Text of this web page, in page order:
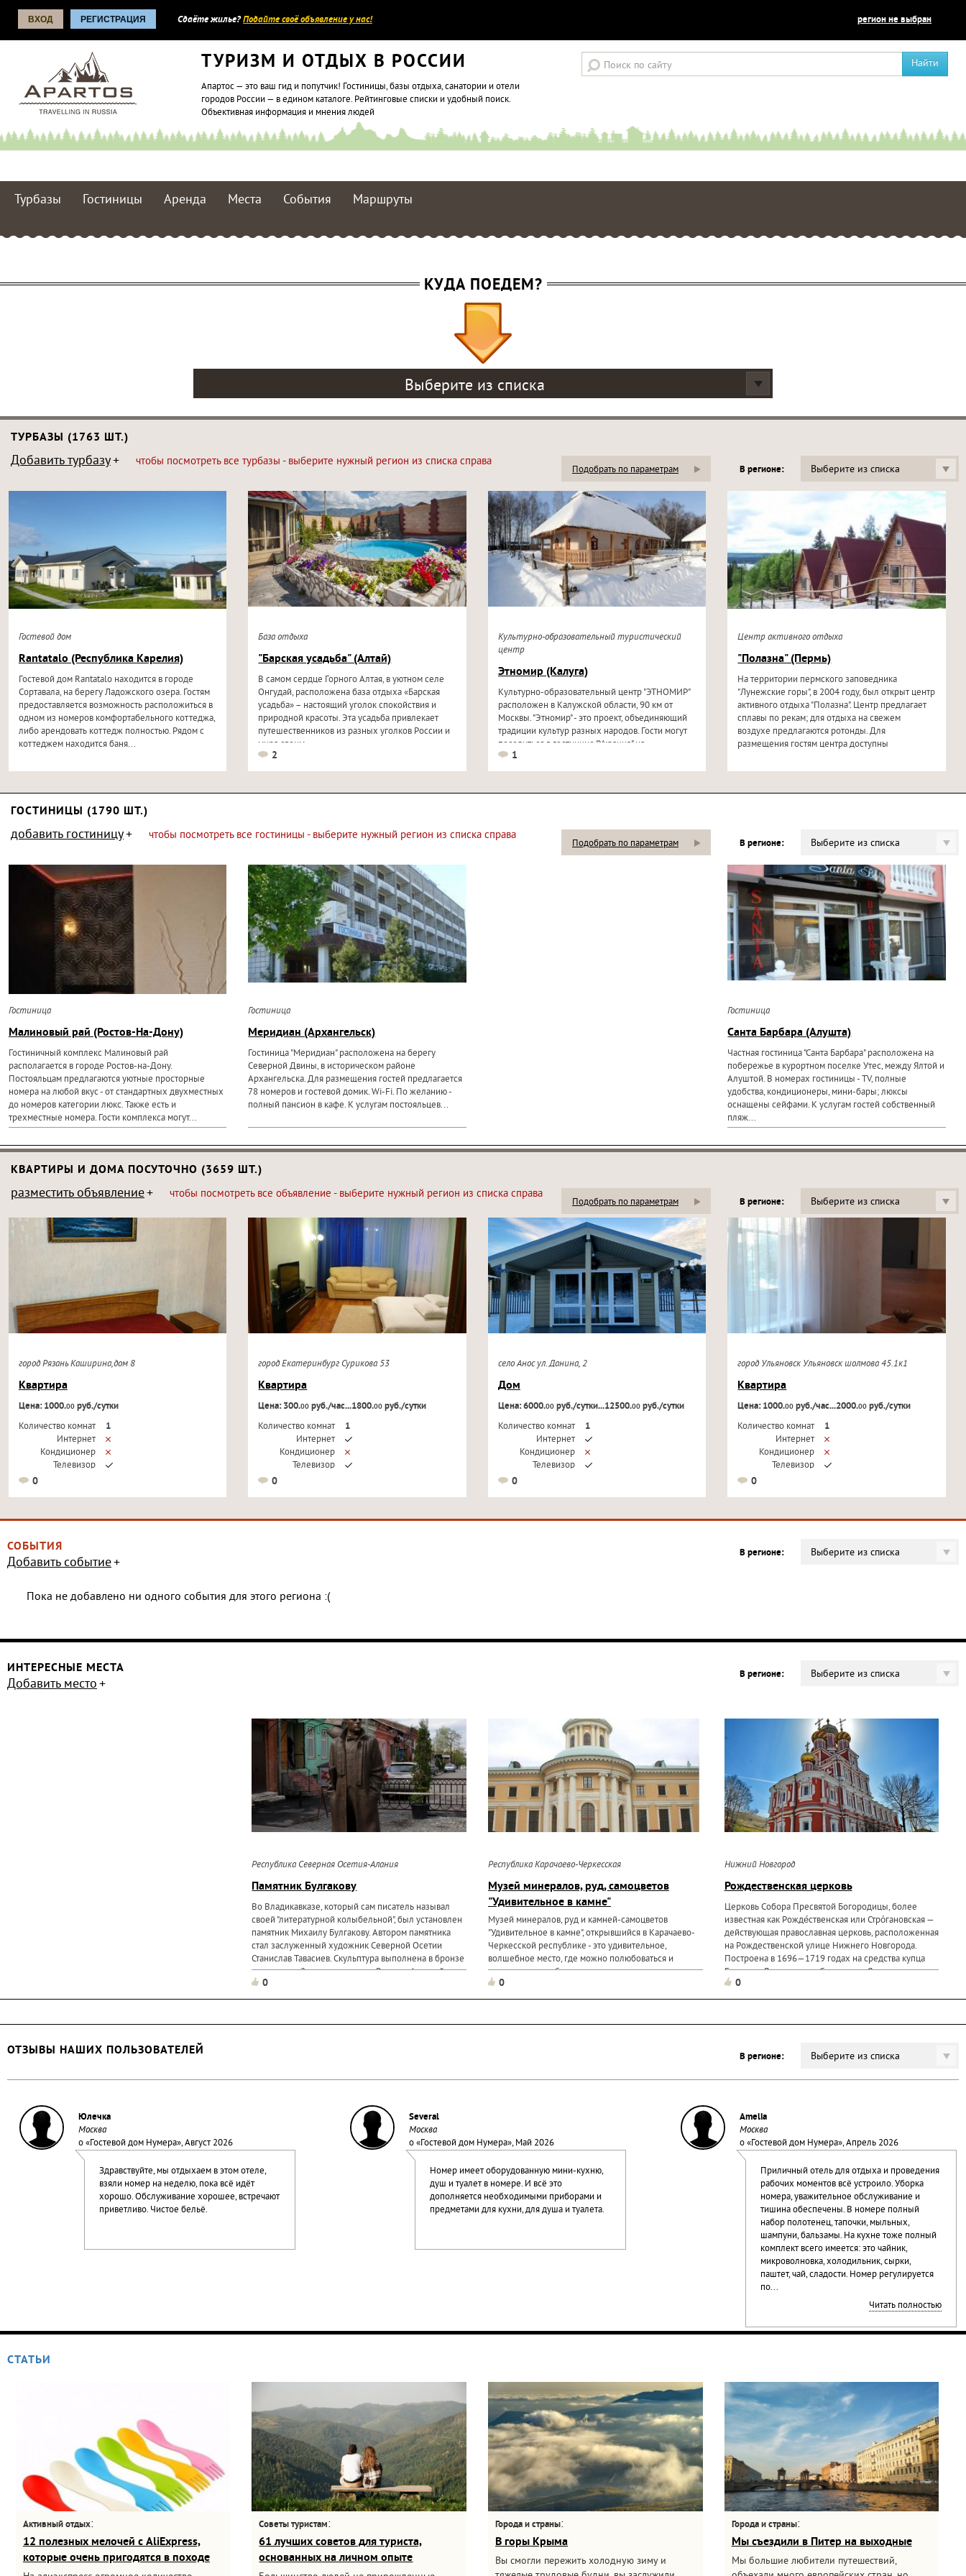
ВХОД РЕГИСТРАЦИЯ Сдаёте жилье?Подайте своё объявление у нас! регион не выбран
ТУРИЗМ И ОТДЫХ В РОССИИ
Апартос — это ваш гид и попутчик! Гостиницы, базы отдыха, санатории и отели
городов России — в едином каталоге. Рейтинговые списки и удобный поиск.
Объективная информация и мнения людей
Найти
Турбазы Гостиницы Аренда Места События Маршруты
КУДА ПОЕДЕМ?
Выберите из списка
ТУРБАЗЫ (1763 ШТ.)
Добавить турбазу чтобы посмотреть все турбазы - выберите нужный регион из списка справа
Подобрать по параметрам В регионе: Выберите из списка
Гостевой дом
Rantatalo (Республика Карелия)
Гостевой дом Rantatalo находится в городе
Сортавала, на берегу Ладожского озера. Гостям
предоставляется возможность расположиться в
одном из номеров комфортабельного коттеджа,
либо арендовать коттедж полностью. Рядом с
коттеджем находится баня...
База отдыха
"Барская усадьба" (Алтай)
В самом сердце Горного Алтая, в уютном селе
Онгудай, расположена база отдыха «Барская
усадьба» – настоящий уголок спокойствия и
природной красоты. Эта усадьба привлекает
путешественников из разных уголков России и
мира своим...
2
Культурно-образовательный туристический
центр
Этномир (Калуга)
Культурно-образовательный центр "ЭТНОМИР"
расположен в Калужской области, 90 км от
Москвы. "Этномир" - это проект, объединяющий
традиции культур разных народов. Гости могут
поселиться в гостинице "Украина" на...
1
Центр активного отдыха
"Полазна" (Пермь)
На территории пермского заповедника
"Лунежские горы", в 2004 году, был открыт центр
активного отдыха "Полазна". Центр предлагает
сплавы по рекам; для отдыха на свежем
воздухе предлагаются ротонды. Для
размещения гостям центра доступны
ГОСТИНИЦЫ (1790 ШТ.)
добавить гостиницу чтобы посмотреть все гостиницы - выберите нужный регион из списка справа
Подобрать по параметрам В регионе: Выберите из списка
Гостиница
Малиновый рай (Ростов-На-Дону)
Гостиничный комплекс Малиновый рай
располагается в городе Ростов-на-Дону.
Постояльцам предлагаются уютные просторные
номера на любой вкус - от стандартных двухместных
до номеров категории люкс. Также есть и
трехместные номера. Гости комплекса могут...
Гостиница
Меридиан (Архангельск)
Гостиница "Меридиан" расположена на берегу
Северной Двины, в историческом районе
Архангельска. Для размещения гостей предлагается
78 номеров и гостевой домик. Wi-Fi. По желанию -
полный пансион в кафе. К услугам постояльцев...
Гостиница
Санта Барбара (Алушта)
Частная гостиница "Санта Барбара" расположена на
побережье в курортном поселке Утес, между Ялтой и
Алуштой. В номерах гостиницы - TV, полные
удобства, кондиционеры, мини-бары; люксы
оснащены сейфами. К услугам гостей собственный
пляж...
КВАРТИРЫ И ДОМА ПОСУТОЧНО (3659 ШТ.)
разместить объявление чтобы посмотреть все объявление - выберите нужный регион из списка справа
Подобрать по параметрам В регионе: Выберите из списка
город Рязань Каширина,дом 8
Квартира
Цена: 1000.00руб./сутки
Количество комнат
1
Интернет
Кондиционер
Телевизор
0
город Екатеринбург Сурикова 53
Квартира
Цена: 300.00 руб./час...1800.00 руб./сутки
Количество комнат
1
Интернет
Кондиционер
Телевизор
0
село Анос ул. Данина, 2
Дом
Цена: 6000.00руб./сутки...12500.00руб./сутки
Количество комнат
1
Интернет
Кондиционер
Телевизор
0
город Ульяновск Ульяновск шолмова 45.1к1
Квартира
Цена: 1000.00 руб./час...2000.00 руб./сутки
Количество комнат
1
Интернет
Кондиционер
Телевизор
0
СОБЫТИЯ
Добавить событие
В регионе: Выберите из списка
Пока не добавлено ни одного события для этого региона :(
ИНТЕРЕСНЫЕ МЕСТА
Добавить место
В регионе: Выберите из списка
Республика Северная Осетия-Алания
Памятник Булгакову
Во Владикавказе, который сам писатель называл
своей "литературной колыбельной", был установлен
памятник Михаилу Булгакову. Автором памятника
стал заслуженный художник Северной Осетии
Станислав Тавасиев. Скульптура выполнена в бронзе
и достигает 2 метров в высоту. Рядом с фигурой
Булгакова...
0
Республика Карачаево-Черкесская
Музей минералов, руд, самоцветов
"Удивительное в камне"
Музей минералов, руд и камней-самоцветов
"Удивительное в камне", открывшийся в Карачаево-
Черкесской республике - это удивительное,
волшебное место, где можно полюбоваться и
насладиться необыкновенными камнями и
самоцветами, которые были созданы самой
природой. Экспонаты для коллекций начали...
0
Нижний Новгород
Рождественская церковь
Церковь Собора Пресвятой Богородицы, более
известная как Рожде́ственская или Стро́гановская —
действующая православная церковь, расположенная
на Рождественской улице Нижнего Новгорода.
Построена в 1696—1719 годах на средства купца
Григория Дмитриевича Строганова. Является одним
из...
0
ОТЗЫВЫ НАШИХ ПОЛЬЗОВАТЕЛЕЙ В регионе: Выберите из списка
Юлечка
Москва
о «Гостевой дом Нумера», Август 2026
Здравствуйте, мы отдыхаем в этом отеле,
взяли номер на неделю, пока всё идёт
хорошо. Обслуживание хорошее, встречают
приветливо. Чистое бельё.
Several
Москва
о «Гостевой дом Нумера», Май 2026
Номер имеет оборудованную мини-кухню,
душ и туалет в номере. И всё это
дополняется необходимыми приборами и
предметами для кухни, для душа и туалета.
Amelia
Москва
о «Гостевой дом Нумера», Апрель 2026
Приличный отель для отдыха и проведения
рабочих моментов всё устроило. Уборка
номера, уважительное обслуживание и
тишина обеспечены. В номере полный
набор полотенец, тапочки, мыльных,
шампуни, бальзамы. На кухне тоже полный
комплект всего имеется: это чайник,
микроволновка, холодильник, сырки,
паштет, чай, сладости. Номер регулируется
по...
Читать полностью
СТАТЬИ
Активный отдых:
12 полезных мелочей с AliExpress,
которые очень пригодятся в походе
Советы туристам:
61 лучших советов для туриста,
основанных на личном опыте
Города и страны:
В горы Крыма
Вы смогли пережить холодную зиму и
Города и страны:
Мы съездили в Питер на выходные
Мы большие любители путешествий,